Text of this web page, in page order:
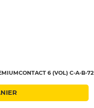
6 (VOL) C-A-B-72